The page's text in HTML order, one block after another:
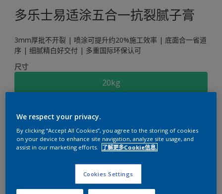
多乐士易适涂五合一抗裂腻子膏
3mm厚批不开裂 | 喷涂可提升约20%施工效率 | 底面合一省道
序 | 细腻精白好交付 | 多重国际环保认可
尺寸
20kg
计算
添加到工作区 查找店铺
We respect your privacy.
By clicking “Accept All Cookies”, you agree to the storing of cookies
on your device to enhance site navigation, analyze site usage, and
assist in our marketing efforts.
了解更多Cookie信息.
Cookies Settings